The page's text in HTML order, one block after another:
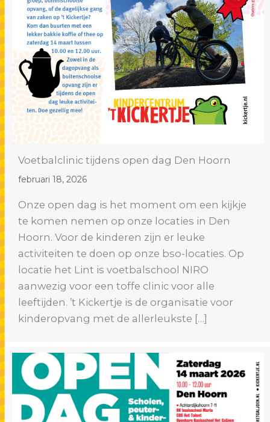
Voetbalclinic tijdens open dag Den Hoorn
februari 18, 2026
Onze open dag is het moment om een kijkje
te komen nemen op onze locaties in Den
Hoorn. Voor de kinderen zijn er leuke
activiteiten te doen op onze bso-locaties. Op
locatie het Lint is voetbalschool NIRO
aanwezig voor een toffe clinic voor alle
leeftijden. ’t Kickertje is de organisatie voor
kinderopvang met de allerleukste […]